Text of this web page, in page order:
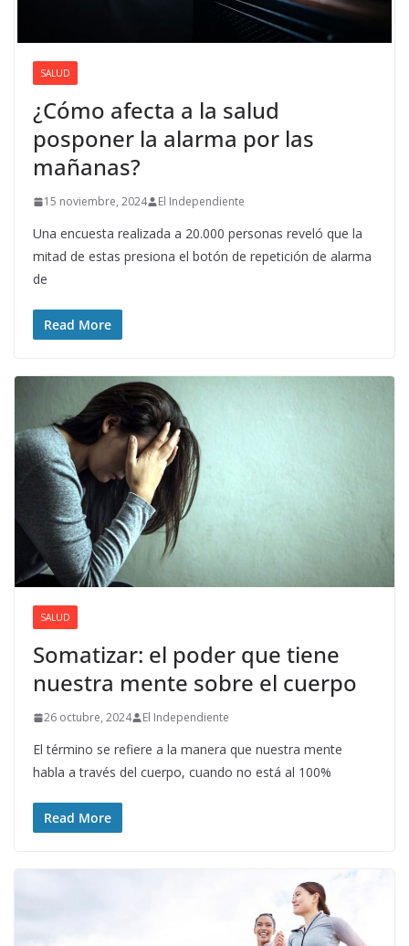
SALUD
¿Cómo afecta a la salud
posponer la alarma por las
mañanas?
15 noviembre, 2024 El Independiente
Una encuesta realizada a 20.000 personas reveló que la
mitad de estas presiona el botón de repetición de alarma
de
Read More
SALUD
Somatizar: el poder que tiene
nuestra mente sobre el cuerpo
26 octubre, 2024 El Independiente
El término se refiere a la manera que nuestra mente
habla a través del cuerpo, cuando no está al 100%
Read More